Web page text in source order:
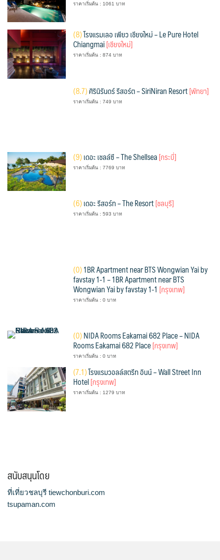
ราคาเริ่มต้น : 1061 บาท
(8)โรงแรมเลอ เพียว เชียงใหม่ – Le Pure Hotel
Chiangmai[เชียงใหม่]
ราคาเริ่มต้น : 874 บาท
(8.7)ศิรินิรันดร์ รีสอร์ต – SiriNiran Resort[พัทยา]
ราคาเริ่มต้น : 749 บาท
(9)เดอะ เชลล์ซี – The Shellsea[กระบี่]
ราคาเริ่มต้น : 7769 บาท
(6)เดอะ รีสอร์ท – The Resort[ชลบุรี]
ราคาเริ่มต้น : 593 บาท
(0)1BR Apartment near BTS Wongwian Yai by
favstay 1-1 – 1BR Apartment near BTS
Wongwian Yai by favstay 1-1 [กรุงเทพ]
ราคาเริ่มต้น : 0 บาท
(0)NIDA Rooms Eakamai 682 Place – NIDA
Rooms Eakamai 682 Place[กรุงเทพ]
ราคาเริ่มต้น : 0 บาท
(7.1)โรงแรมวอลล์สตรีท อินน์ – Wall Street Inn
Hotel[กรุงเทพ]
ราคาเริ่มต้น : 1279 บาท
สนับสนุนโดย
ที่เที่ยวชลบุรี tiewchonburi.com
tsupaman.com